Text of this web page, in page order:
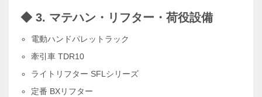
◆ 3. マテハン・リフター・荷役設備
電動ハンドパレットラック
牽引車 TDR10
ライトリフター SFLシリーズ
定番 BXリフター